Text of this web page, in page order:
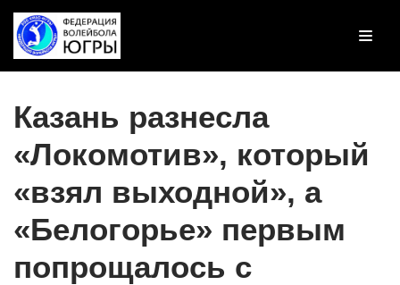
Перейти
к
Казань разнесла
«Локомотив», который
«взял выходной», а
«Белогорье» первым
попрощалось с